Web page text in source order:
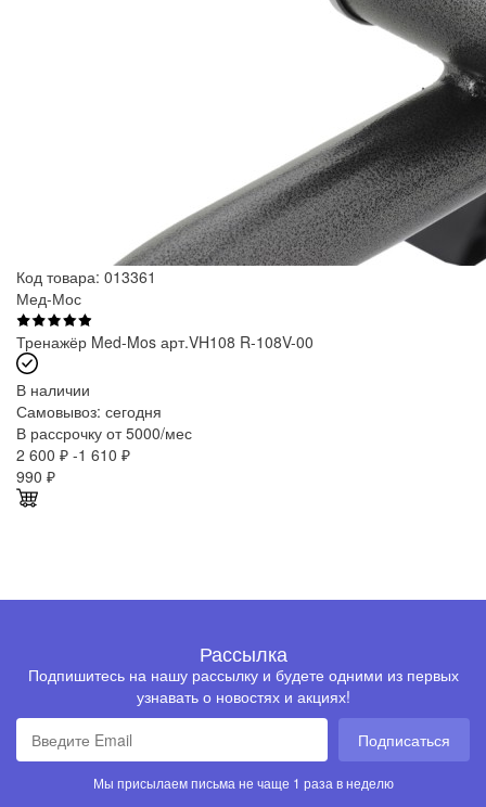
Код товара: 013361
Мед-Мос
Тренажёр Med-Mos арт.VH108 R-108V-00
В наличии
Самовывоз: сегодня
В рассрочку от 5000/мес
2 600 ₽ -1 610 ₽
990 ₽
Рассылка
Подпишитесь на нашу рассылку и будете одними из первых
узнавать о новостях и акциях!
Подписаться
Мы присылаем письма не чаще 1 раза в неделю